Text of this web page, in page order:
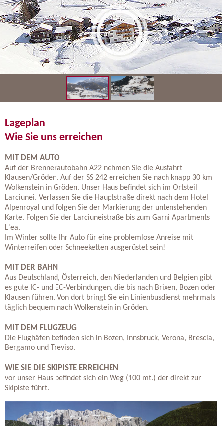
Lageplan
Wie Sie uns erreichen
MIT DEM AUTO
Auf der Brennerautobahn A22 nehmen Sie die Ausfahrt
Klausen/Gröden. Auf der SS 242 erreichen Sie nach knapp 30 km
Wolkenstein in Gröden. Unser Haus befindet sich im Ortsteil
Larciunei. Verlassen Sie die Hauptstraße direkt nach dem Hotel
Alpenroyal und folgen Sie der Markierung der untenstehenden
Karte. Folgen Sie der Larciuneistraße bis zum Garni Apartments
L'ea.
Im Winter sollte Ihr Auto für eine problemlose Anreise mit
Winterreifen oder Schneeketten ausgerüstet sein!
MIT DER BAHN
Aus Deutschland, Österreich, den Niederlanden und Belgien gibt
es gute IC- und EC-Verbindungen, die bis nach Brixen, Bozen oder
Klausen führen. Von dort bringt Sie ein Linienbusdienst mehrmals
täglich bequem nach Wolkenstein in Gröden.
MIT DEM FLUGZEUG
Die Flughäfen befinden sich in Bozen, Innsbruck, Verona, Brescia,
Bergamo und Treviso.
WIE SIE DIE SKIPISTE ERREICHEN
vor unser Haus befindet sich ein Weg (100 mt.) der direkt zur
Skipiste führt.